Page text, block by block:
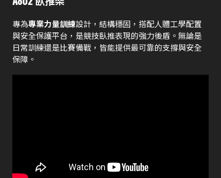
專為專業力量訓練設計，結構穩固，搭配人體工學配置
與安全保護平台，是競技臥推表現的強力後盾。無論是
日常訓練還是比賽備戰，皆能提供最可靠的支撐與安全
保障。